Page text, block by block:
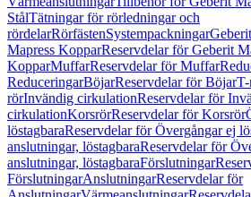
StålTätningar för rörledningar och
rördelarRörfästenSystempackningar
Mapress KopparReservdelar för Geberit
KopparMuffarReservdelar för Muffar
ReduceringarBöjarReservdelar för Böjar
rörInvändig cirkulationReservdelar för
cirkulationKorsrörReservdelar för Korsrör
löstagbaraReservdelar för Övergångar ej
anslutningar, löstagbaraReservdelar för
anslutningar, löstagbaraFörslutningar
FörslutningarAnslutningarReservdelar för